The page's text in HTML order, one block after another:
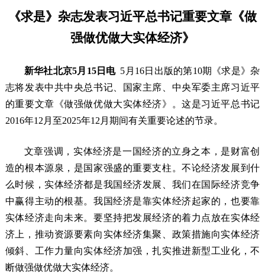
《求是》杂志发表习近平总书记重要文章《做
强做优做大实体经济》
新华社北京5月15日电5月16日出版的第10期《求是》杂
志将发表中共中央总书记、国家主席、中央军委主席习近平
的重要文章《做强做优做大实体经济》。这是习近平总书记
2016年12月至2025年12月期间有关重要论述的节录。
文章强调，实体经济是一国经济的立身之本，是财富创
造的根本源泉，是国家强盛的重要支柱。不论经济发展到什
么时候，实体经济都是我国经济发展、我们在国际经济竞争
中赢得主动的根基。我国经济是靠实体经济起家的，也要靠
实体经济走向未来。要坚持把发展经济的着力点放在实体经
济上，推动资源要素向实体经济集聚、政策措施向实体经济
倾斜、工作力量向实体经济加强，扎实推进新型工业化，不
断做强做优做大实体经济。